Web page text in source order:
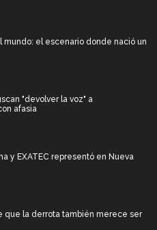
mundo: el escenario donde nació un
"devolver la voz" a
afasia
y EXATEC representó en Nueva
que la derrota también merece ser